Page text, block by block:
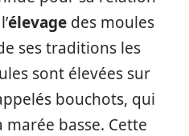
élevage des moules
ses traditions les
sont élevées sur
bouchots, qui
basse. Cette